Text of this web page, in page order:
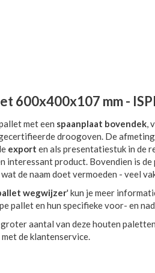
600x400x107 mm -
met een spaanplaat bovendek,
droogoven. De
export en als presentatiestuk in de
interessant product. Bovendien is
de naam doet vermoeden - veel
wegwijzer' kun je meer
pallet en hun specifieke voor- en
aantal van deze houten
met de klantenservice.